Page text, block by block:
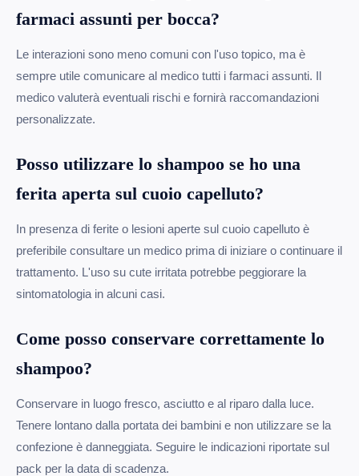
farmaci assunti per bocca?
Le interazioni sono meno comuni con l'uso topico, ma è
sempre utile comunicare al medico tutti i farmaci assunti. Il
medico valuterà eventuali rischi e fornirà raccomandazioni
personalizzate.
Posso utilizzare lo shampoo se ho una
ferita aperta sul cuoio capelluto?
In presenza di ferite o lesioni aperte sul cuoio capelluto è
preferibile consultare un medico prima di iniziare o continuare il
trattamento. L'uso su cute irritata potrebbe peggiorare la
sintomatologia in alcuni casi.
Come posso conservare correttamente lo
shampoo?
Conservare in luogo fresco, asciutto e al riparo dalla luce.
Tenere lontano dalla portata dei bambini e non utilizzare se la
confezione è danneggiata. Seguire le indicazioni riportate sul
pack per la data di scadenza.